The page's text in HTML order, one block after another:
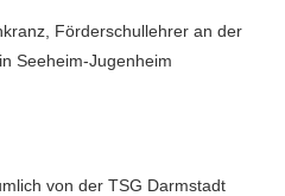
Förderschullehrer an der
Seeheim-Jugenheim
von der TSG Darmstadt